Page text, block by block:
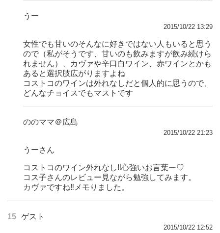
うー
2015/10/22 13:29
女性でも甘いのそんなに好きではない人もいると思う
ので（私がそうです、甘いのも飲みますが飲み続けら
れません）、カヴァや辛口白ワイン、赤ワインとかも
あると選択肢広がりますよね
コストコのワインは外れなしだと個人的に思うので、
どんなチョイスでもマストです
ののママ＠広島
2015/10/22 21:23
うーさん
コストコのワイン外れなし‼︎心強いお言葉ー♡
コス子さんのレビュー見ながら勉強してみます。
カヴァですね‼︎メモりました。
15 ゲスト
2015/10/22 12:52